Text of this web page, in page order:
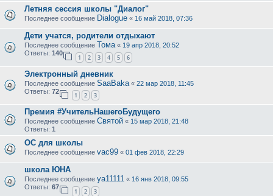
Летняя сессия школы "Диалог"
Последнее сообщение Dialogue « 16 май 2018, 07:36
Дети учатся, родители отдыхают
Последнее сообщение Тома « 19 апр 2018, 20:52
Ответы: 140
1 2 3 4 5 6
Электронный дневник
Последнее сообщение SaaBaka « 22 мар 2018, 11:45
Ответы: 72
1 2 3
Премия #УчительНашегоБудущего
Последнее сообщение Святой « 15 мар 2018, 21:48
Ответы: 1
ОС для школы
Последнее сообщение vac99 « 01 фев 2018, 22:29
школа ЮНА
Последнее сообщение ya11111 « 16 янв 2018, 09:55
Ответы: 67
1 2 3